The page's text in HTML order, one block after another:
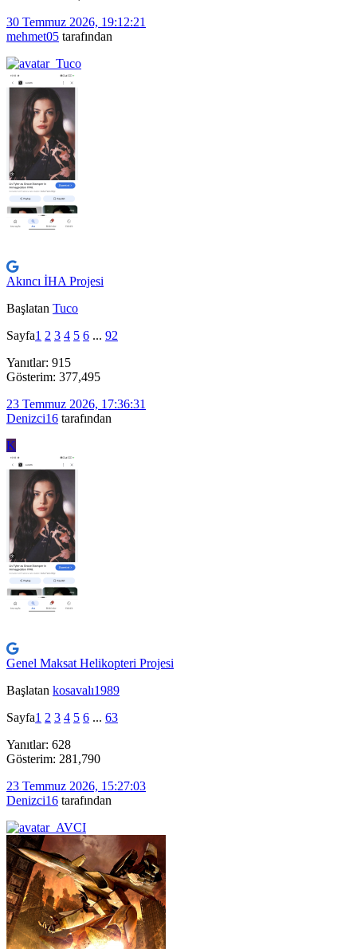
30 Temmuz 2026, 19:12:21
mehmet05 tarafından
Akıncı İHA Projesi
Başlatan Tuco
Sayfa1 2 3 4 5 6 ... 92
Yanıtlar: 915
Gösterim: 377,495
23 Temmuz 2026, 17:36:31
Denizci16 tarafından
K
Genel Maksat Helikopteri Projesi
Başlatan kosavalı1989
Sayfa1 2 3 4 5 6 ... 63
Yanıtlar: 628
Gösterim: 281,790
23 Temmuz 2026, 15:27:03
Denizci16 tarafından